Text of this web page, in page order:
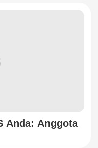
Anda: Anggota